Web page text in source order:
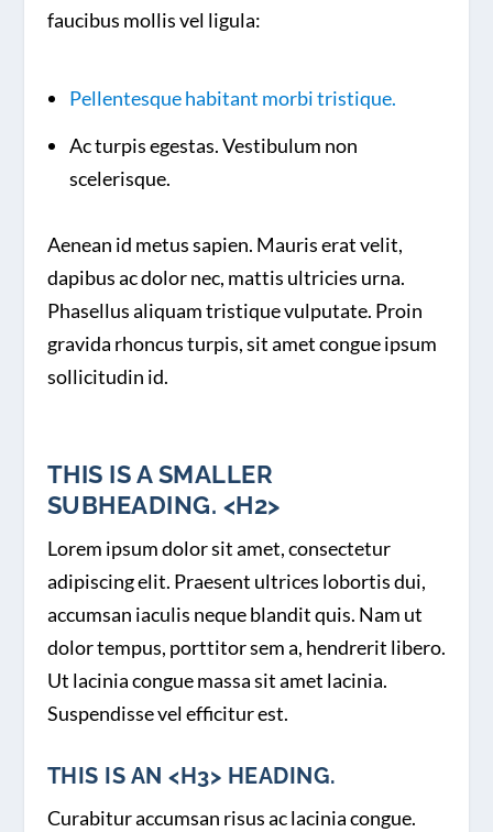
faucibus mollis vel ligula:
Pellentesque habitant morbi tristique.
Ac turpis egestas. Vestibulum non
scelerisque.
Aenean id metus sapien. Mauris erat velit,
dapibus ac dolor nec, mattis ultricies urna.
Phasellus aliquam tristique vulputate. Proin
gravida rhoncus turpis, sit amet congue ipsum
sollicitudin id.
THIS IS A SMALLER
SUBHEADING. <H2>
Lorem ipsum dolor sit amet, consectetur
adipiscing elit. Praesent ultrices lobortis dui,
accumsan iaculis neque blandit quis. Nam ut
dolor tempus, porttitor sem a, hendrerit libero.
Ut lacinia congue massa sit amet lacinia.
Suspendisse vel efficitur est.
THIS IS AN <H3> HEADING.
Curabitur accumsan risus ac lacinia congue.